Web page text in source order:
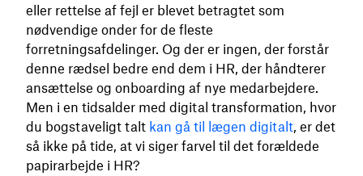
eller rettelse af fejl er blevet betragtet som
nødvendige onder for de fleste
forretningsafdelinger. Og der er ingen, der forstår
denne rædsel bedre end dem i HR, der håndterer
ansættelse og onboarding af nye medarbejdere.
Men i en tidsalder med digital transformation, hvor
du bogstaveligt talt kan gå til lægen digitalt, er det
så ikke på tide, at vi siger farvel til det forældede
papirarbejde i HR?